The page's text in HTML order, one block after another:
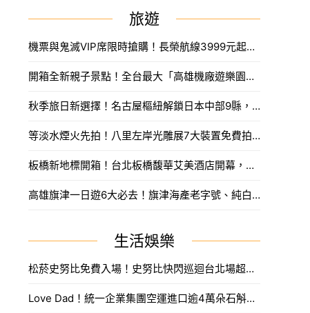
旅遊
機票與鬼滅VIP席限時搶購！長榮航線3999元起，中信兄弟主題套票8月7日開賣攻略。
開箱全新親子景點！全台最大「高雄機廠遊樂園區」8/8開幕，攀岩場、戲水區30項設施免費玩。
秋季旅日新選擇！名古屋樞紐解鎖日本中部9縣，搶先預訂父親節孝親賞楓之旅。
等淡水煙火先拍！八里左岸光雕展7大裝置免費拍，新北夏日浪漫旅遊。
板橋新地標開箱！台北板橋馥華艾美酒店開幕，高空泳池與絕美酒吧亮點一次看。
高雄旗津一日遊6大必去！旗津海產老字號、純白燈塔夕陽，高雄海港夏天衝。
生活娛樂
松菸史努比免費入場！史努比快閃巡迴台北場超過100款周邊，全新歐拉夫、史努比娃娃必買。
Love Dad！統一企業集團空運進口逾4萬朵石斛蘭向天下爸爸致敬。